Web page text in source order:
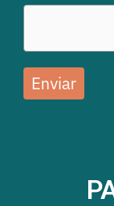
Enviar